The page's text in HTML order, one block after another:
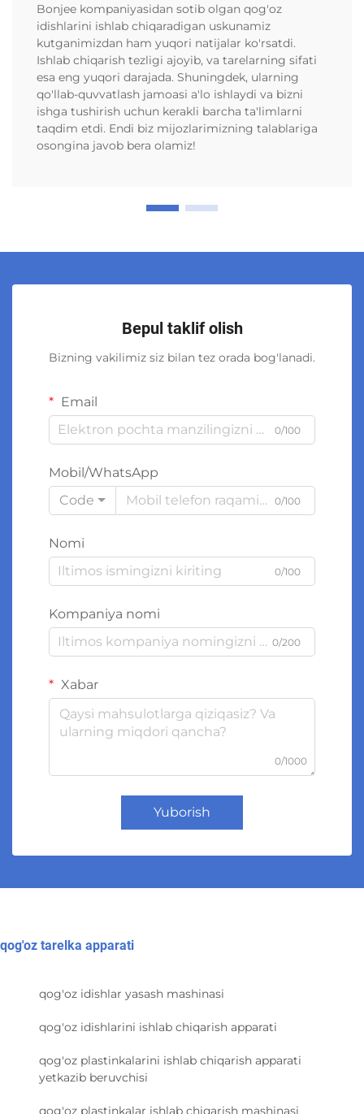
Bonjee kompaniyasidan sotib olgan qog'oz
idishlarini ishlab chiqaradigan uskunamiz
kutganimizdan ham yuqori natijalar ko'rsatdi.
Ishlab chiqarish tezligi ajoyib, va tarelarning sifati
esa eng yuqori darajada. Shuningdek, ularning
qo'llab-quvvatlash jamoasi a'lo ishlaydi va bizni
ishga tushirish uchun kerakli barcha ta'limlarni
taqdim etdi. Endi biz mijozlarimizning talablariga
osongina javob bera olamiz!
Bepul taklif olish
Bizning vakilimiz siz bilan tez orada bog'lanadi.
Email
0/100
Mobil/WhatsApp
Code
0/100
Nomi
0/100
Kompaniya nomi
0/200
Xabar
0/1000
Yuborish
qog'oz tarelka apparati
qog'oz idishlar yasash mashinasi
qog'oz idishlarini ishlab chiqarish apparati
qog'oz plastinkalarini ishlab chiqarish apparati
yetkazib beruvchisi
qog'oz plastinkalar ishlab chiqarish mashinasi